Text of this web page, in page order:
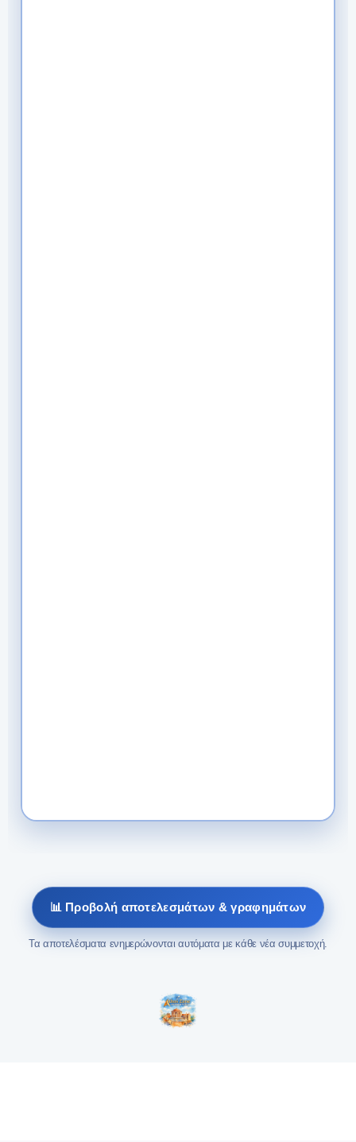
📊 Προβολή αποτελεσμάτων & γραφημάτων
Τα αποτελέσματα ενημερώνονται αυτόματα με κάθε νέα συμμετοχή.